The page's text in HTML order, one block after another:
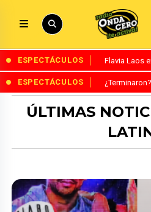
ESPECTÁCULOS Flavia Laos
ESPECTÁCULOS
ÚLTIMAS